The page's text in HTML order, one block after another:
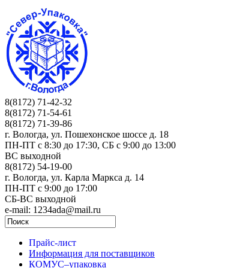
8(8172) 71-42-32
8(8172) 71-54-61
8(8172) 71-39-86
г. Вологда, ул. Пошехонское шоссе д. 18
ПН-ПТ c 8:30 до 17:30, СБ с 9:00 до 13:00
ВС выходной
8(8172) 54-19-00
г. Вологда, ул. Карла Маркса д. 14
ПН-ПТ c 9:00 до 17:00
СБ-ВС выходной
e-mail: 1234ada@mail.ru
Прайс-лист
Информация для поставщиков
КОМУС–упаковка